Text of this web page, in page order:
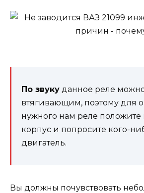
По звуку данное реле можно
втягивающим, поэтому для
нужного нам реле положите
корпус и попросите кого-
двигатель.
Вы должны почувствовать